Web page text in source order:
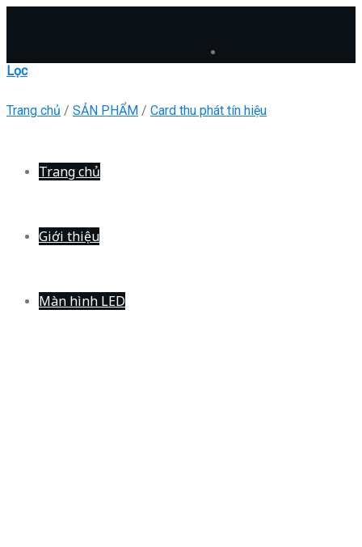
Trang chủ
Giới thiệu
Màn hình LED
Lọc
Trang chủ / SẢN PHẨM / Card thu phát tín hiệu